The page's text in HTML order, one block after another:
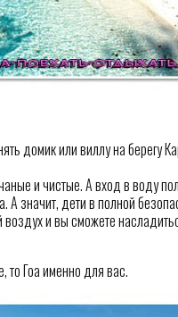
домик или виллу на берегу
и чистые. А вход в воду
А значит, дети в полной
и вы сможете
Гоа именно для вас.